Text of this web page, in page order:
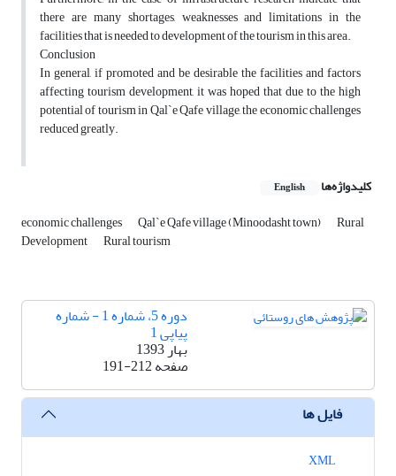
there are many shortages, weaknesses and limitations in the
facilities that is needed to development of the tourism in this area.
Conclusion
In general, if promoted and be desirable the facilities and factors
affecting tourism development, it was hoped that due to the high
potential of tourism in Qal`e Qafe village, the economic challenges
reduced greatly.
کلیدواژه‌ها English
economic challenges Qal`e Qafe village (Minoodasht town) Rural
Development Rural tourism
دوره 5، شماره 1 - شماره
پیاپی 1
بهار 1393
صفحه191-212
فایل ها